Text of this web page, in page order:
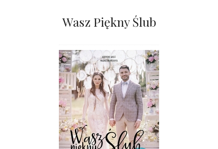
Wasz Piękny Ślub